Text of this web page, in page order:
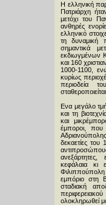
H ελληνική
Πατριάρχη
μετόχι του
ανθηρές
ελληνικό
τη δυναμική
σημαντικά
εκδιωγμένων
και 160
1000-1100,
κυρίως
περιοδεία
Ενα μεγάλο
και τη
και
έμποροι, που
δεκαετίες
ανεξάρτητες,
κεφάλαια κι
Φιλιππούπολη
εμπόριο στη
σταδιακή
ολοκληρωθεί